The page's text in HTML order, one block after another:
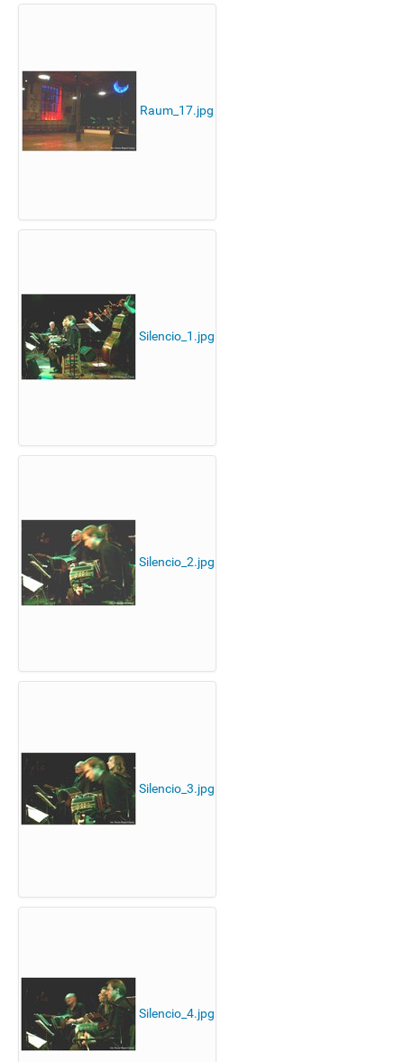
Raum_17.jpg
Silencio_1.jpg
Silencio_2.jpg
Silencio_3.jpg
Silencio_4.jpg